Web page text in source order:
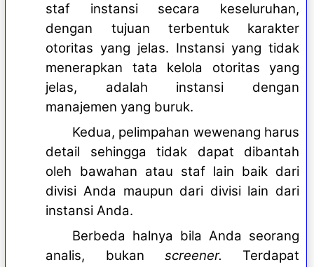
staf instansi secara keseluruhan,
dengan tujuan terbentuk karakter
otoritas yang jelas. Instansi yang tidak
menerapkan tata kelola otoritas yang
jelas, adalah instansi dengan
manajemen yang buruk.
Kedua, pelimpahan wewenang harus
detail sehingga tidak dapat dibantah
oleh bawahan atau staf lain baik dari
divisi Anda maupun dari divisi lain dari
instansi Anda.
Berbeda halnya bila Anda seorang
analis, bukan screener. Terdapat